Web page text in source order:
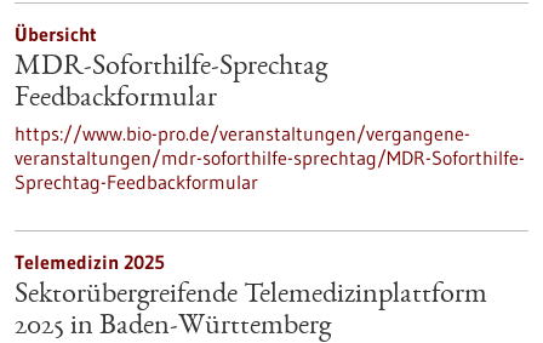
Übersicht
MDR-Soforthilfe-Sprechtag
Feedbackformular
https://www.bio-pro.de/veranstaltungen/vergangene-
veranstaltungen/mdr-soforthilfe-sprechtag/MDR-Soforthilfe-
Sprechtag-Feedbackformular
Telemedizin 2025
Sektorübergreifende Telemedizinplattform
2025 in Baden-Württemberg